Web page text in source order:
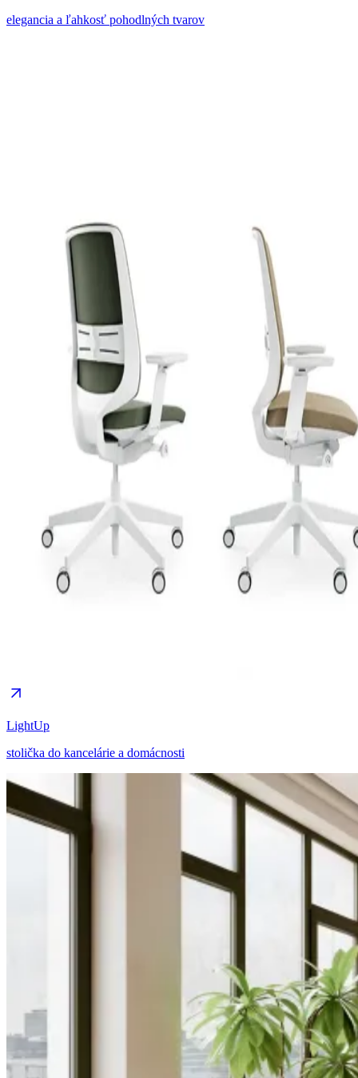
elegancia a ľahkosť pohodlných tvarov
LightUp
stolička do kancelárie a domácnosti